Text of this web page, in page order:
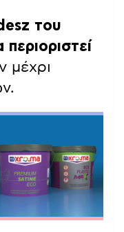
του
μέχρι